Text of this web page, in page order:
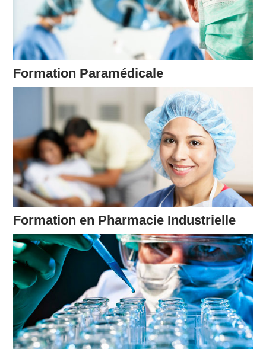
Formation Paramédicale
Formation en Pharmacie Industrielle